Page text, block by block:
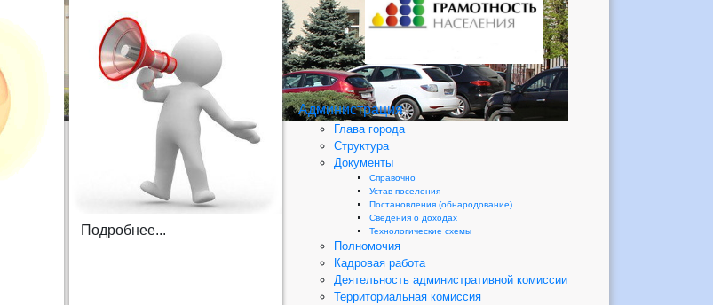
Подробнее...
Администрация
Глава города
Структура
Документы
Справочно
Устав поселения
Постановления (обнародование)
Сведения о доходах
Технологические схемы
Полномочия
Кадровая работа
Деятельность административной комиссии
Территориальная комиссия